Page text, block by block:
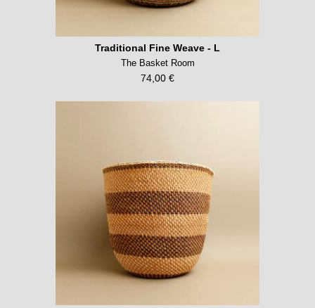
Traditional Fine Weave - L
The Basket Room
74,00 €